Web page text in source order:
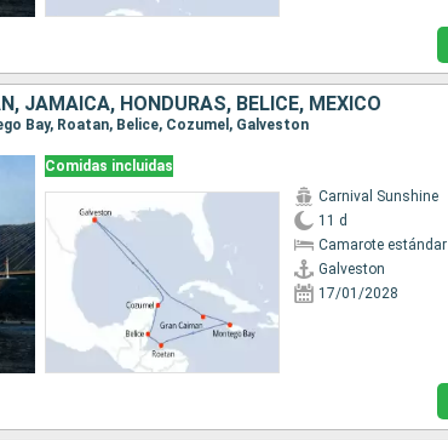
JAMAICA, HONDURAS, BELICE, MÉXICO
Bay, Roatan, Belice, Cozumel, Galveston
Comidas incluidas
Carnival Sunshine
11 d
Camarote estándar
Galveston
17/01/2028